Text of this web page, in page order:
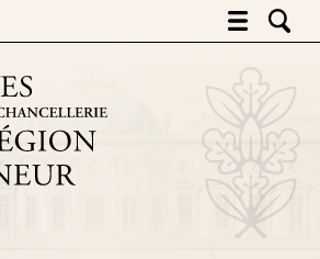
Archives de la grande